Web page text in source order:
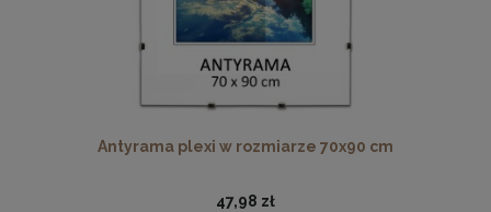
32,99 zł
DO KOSZYKA
Antyrama plexi w rozmiarze 70x90 cm
47,98 zł